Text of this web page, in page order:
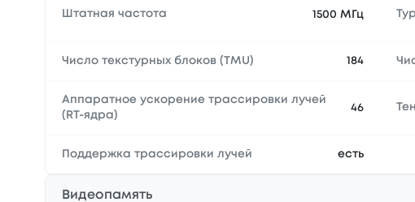
Штатная частота 1500 МГц
Число текстурных блоков (TMU) 184
Аппаратное ускорение трассировки лучей
(RT-ядра)
46
Поддержка трассировки лучей есть
Видеопамять